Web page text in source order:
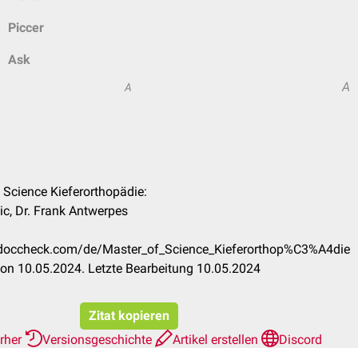
Piccer
Ask
A A
Kieferorthopädie:
Dr. Frank Antwerpes
de/Master_of_Science_Kieferorthop%C3%A4die
10.05.2024. Letzte Bearbeitung 10.05.2024
Zitat kopieren
Versionsgeschichte Artikel erstellen Discord